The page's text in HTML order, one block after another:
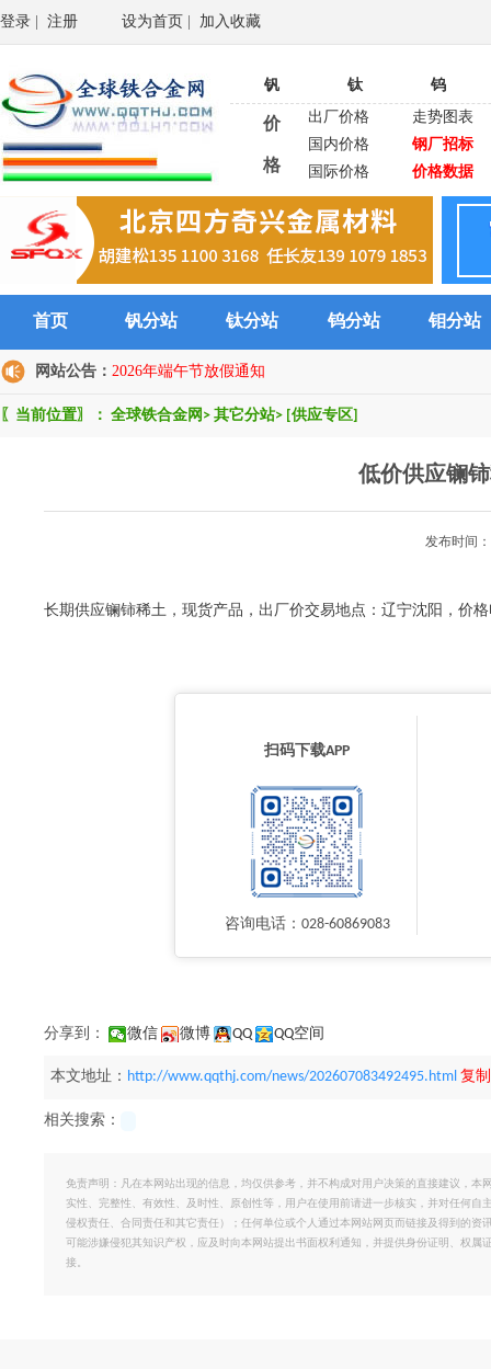
登录 注册 设为首页 加入收藏
钒 钛 钨
价
格
出厂价格
走势图表
国内价格
钢厂招标
国际价格
价格数据
首页 钒分站 钛分站 钨分站 钼分站
网站公告： 2026年端午节放假通知
〖当前位置〗： 全球铁合金网 > 其它分站> [供应专区]
低价供应镧
发布时间
长期供应镧铈稀土，现货产品，出厂价交易地点：辽宁沈阳，价
扫码下载APP
咨询电话：028-60869083
分享到： 微信 微博 QQ QQ空间
本文地址： http://www.qqthj.com/news/202607083492495.html 复
相关搜索：
免责声明：凡在本网站出现的信息，均仅供参考，并不构成对用户决策的直接建议，
实性、完整性、有效性、及时性、原创性等，用户在使用前请进一步核实，并对任何
侵权责任、合同责任和其它责任）；任何单位或个人通过本网站网页而链接及得到的
可能涉嫌侵犯其知识产权，应及时向本网站提出书面权利通知，并提供身份证明、权
接。